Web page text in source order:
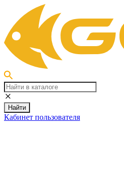
Найти
Кабинет пользователя